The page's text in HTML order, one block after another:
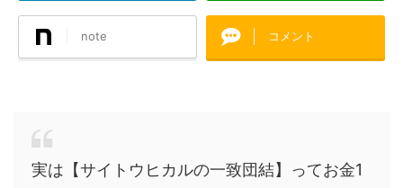
note コメント
実は【サイトウヒカルの一致団結】ってお金1